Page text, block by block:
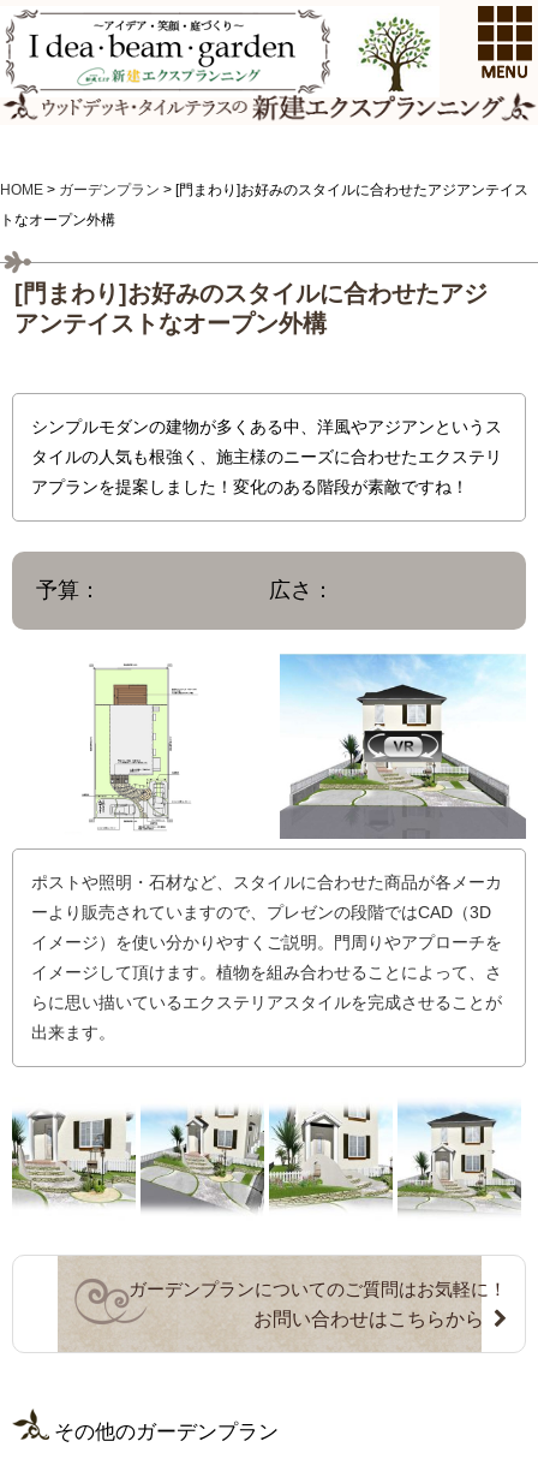
HOME > ガーデンプラン > [門まわり]お好みのスタイルに合わせたアジアンテイス
トなオープン外構
[門まわり]お好みのスタイルに合わせたアジ
アンテイストなオープン外構
シンプルモダンの建物が多くある中、洋風やアジアンというス
タイルの人気も根強く、施主様のニーズに合わせたエクステリ
アプランを提案しました！変化のある階段が素敵ですね！
予算： 広さ：
ポストや照明・石材など、スタイルに合わせた商品が各メーカ
ーより販売されていますので、プレゼンの段階ではCAD（3D
イメージ）を使い分かりやすくご説明。門周りやアプローチを
イメージして頂けます。植物を組み合わせることによって、さ
らに思い描いているエクステリアスタイルを完成させることが
出来ます。
ガーデンプランについてのご質問はお気軽に！
お問い合わせはこちらから
その他のガーデンプラン